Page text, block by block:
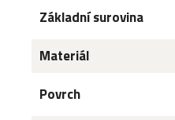
Základní surovina
Materiál
Povrch